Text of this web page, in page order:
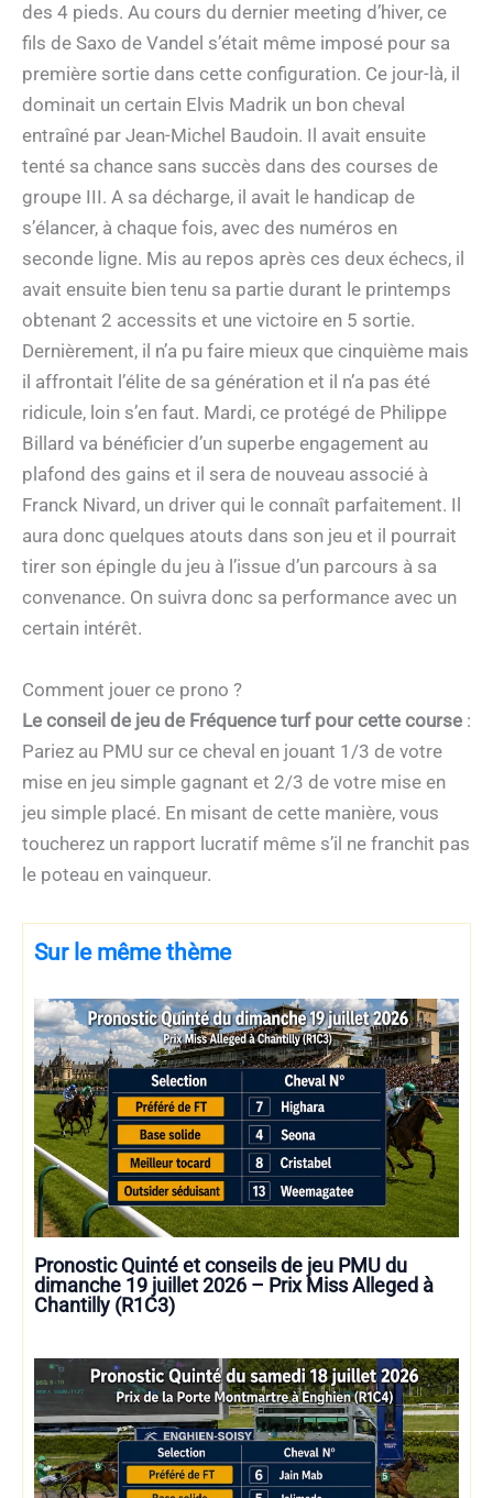
des 4 pieds. Au cours du dernier meeting d’hiver, ce
fils de Saxo de Vandel s’était même imposé pour sa
première sortie dans cette configuration. Ce jour-là, il
dominait un certain Elvis Madrik un bon cheval
entraîné par Jean-Michel Baudoin. Il avait ensuite
tenté sa chance sans succès dans des courses de
groupe III. A sa décharge, il avait le handicap de
s’élancer, à chaque fois, avec des numéros en
seconde ligne. Mis au repos après ces deux échecs, il
avait ensuite bien tenu sa partie durant le printemps
obtenant 2 accessits et une victoire en 5 sortie.
Dernièrement, il n’a pu faire mieux que cinquième mais
il affrontait l’élite de sa génération et il n’a pas été
ridicule, loin s’en faut. Mardi, ce protégé de Philippe
Billard va bénéficier d’un superbe engagement au
plafond des gains et il sera de nouveau associé à
Franck Nivard, un driver qui le connaît parfaitement. Il
aura donc quelques atouts dans son jeu et il pourrait
tirer son épingle du jeu à l’issue d’un parcours à sa
convenance. On suivra donc sa performance avec un
certain intérêt.
Comment jouer ce prono ?
Le conseil de jeu de Fréquence turf pour cette course :
Pariez au PMU sur ce cheval en jouant 1/3 de votre
mise en jeu simple gagnant et 2/3 de votre mise en
jeu simple placé. En misant de cette manière, vous
toucherez un rapport lucratif même s’il ne franchit pas
le poteau en vainqueur.
Sur le même thème
Pronostic Quinté et conseils de jeu PMU du
dimanche 19 juillet 2026 – Prix Miss Alleged à
Chantilly (R1C3)